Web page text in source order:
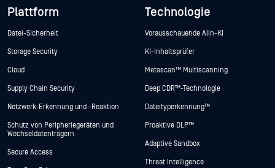
Plattform
Datei-Sicherheit
Storage Security
Cloud
Supply Chain Security
Netzwerk-Erkennung und -Reaktion
Schutz von Peripheriegeräten und
Wechseldatenträgern
Secure Access
Technologie
Vorausschauende Alin-KI
KI-Inhaltsprüfer
Metascan™ Multiscanning
Deep CDR™-Technologie
Dateityperkennung™
Proaktive DLP™
Adaptive Sandbox
Threat Intelligence